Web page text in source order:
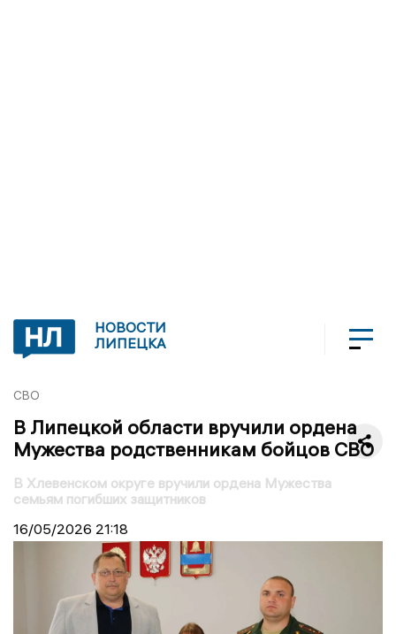
НОВОСТИ
ЛИПЕЦКА
СВО
В Липецкой области вручили ордена
Мужества родственникам бойцов СВО
В Хлевенском округе вручили ордена Мужества
семьям погибших защитников
16/05/2026 21:18